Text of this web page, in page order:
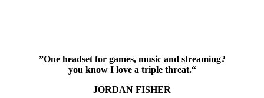
?One headset for games, music and streaming”
“.you know I love a triple threat
JORDAN FISHER